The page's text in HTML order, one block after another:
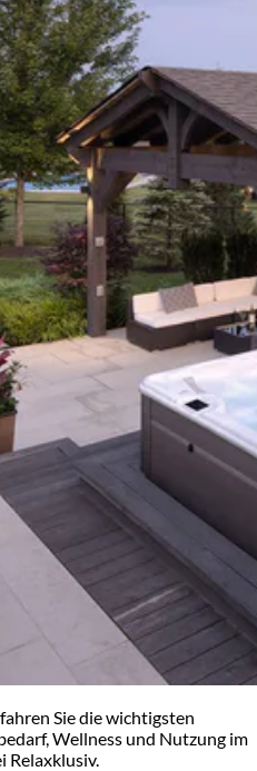
Sie die wichtigsten
Wellness und Nutzung im
Relaxklusiv.